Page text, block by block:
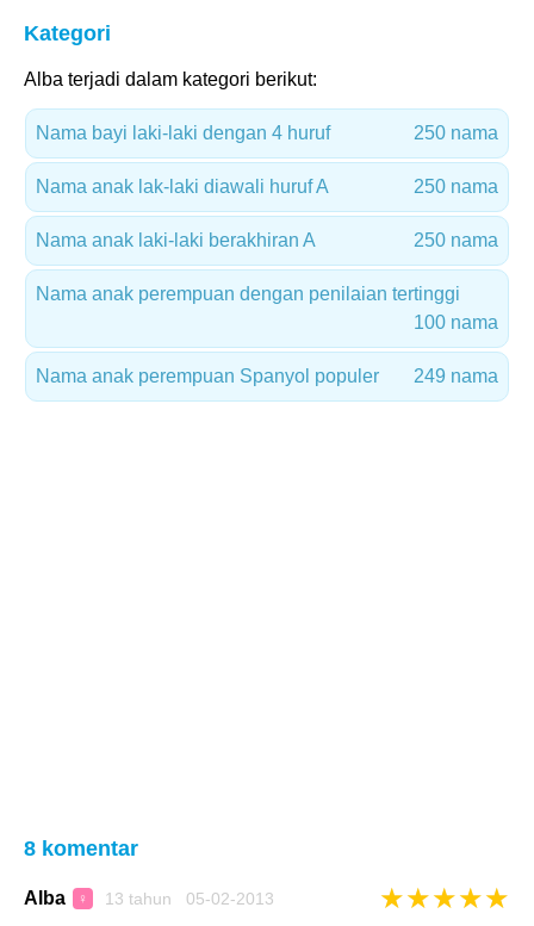
Kategori
Alba terjadi dalam kategori berikut:
Nama bayi laki-laki dengan 4 huruf 250 nama
Nama anak lak-laki diawali huruf A 250 nama
Nama anak laki-laki berakhiran A 250 nama
Nama anak perempuan dengan penilaian tertinggi
100 nama
Nama anak perempuan Spanyol populer 249 nama
8 komentar
Alba ♀ 13 tahun 05-02-2013 ★★★★★